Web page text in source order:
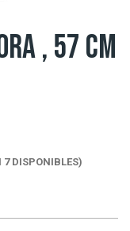
, 57 CM
7 DISPONIBLES)